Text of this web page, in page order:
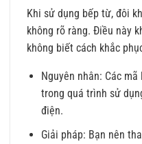
Khi sử dụng bếp từ, đôi
không rõ ràng. Điều này
không biết cách khắc
Nguyên nhân: Các
trong quá trình sử
điện.
Giải pháp: Bạn nên